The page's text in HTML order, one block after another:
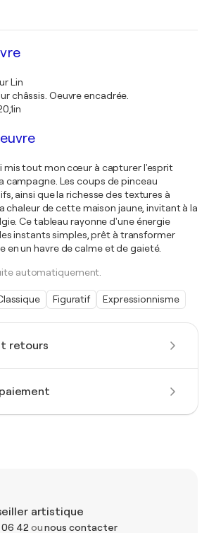
retours
artistique
06 42 ounous contacter
Lin
châssis. Oeuvre encadrée.
mis tout mon cœur à capturer l'esprit
campagne. Les coups de pinceau
ainsi que la richesse des textures à
chaleur de cette maison jaune, invitant à la
Ce tableau rayonne d'une énergie
instants simples, prêt à transformer
en un havre de calme et de gaieté.
automatiquement.
Figuratif Expressionnisme